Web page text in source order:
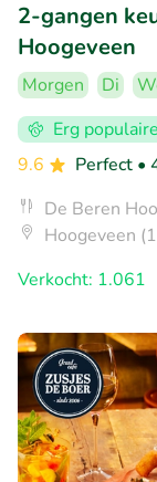
2-gangen
Hoogeveen
Morgen Di
Erg
9.6
Perfect •
De Beren
Hoogeveen
Verkocht: 1.061